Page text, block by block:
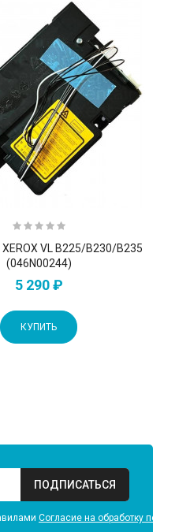
VL B225/B230/B235
(046N00244)
5 290 ₽
КУПИТЬ
ПОДПИСАТЬСЯ
Согласие на обработку